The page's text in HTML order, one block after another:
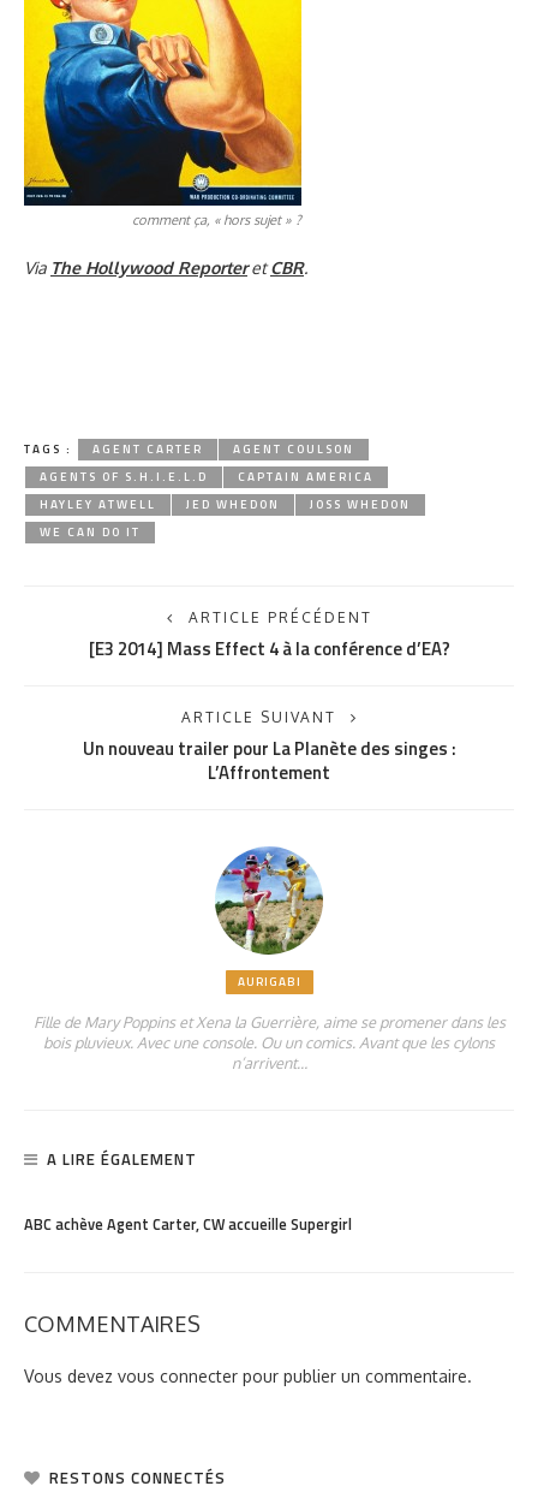
comment ça, « hors sujet » ?
Via The Hollywood ReporteretCBR.
TAGS : AGENT CARTER
AGENT COULSON
AGENTS OF S.H.I.E.L.D
CAPTAIN AMERICA
HAYLEY ATWELL
JED WHEDON
JOSS WHEDON
WE CAN DO IT
ARTICLE PRÉCÉDENT
[E3 2014] Mass Effect 4 à la conférence d’EA?
ARTICLE SUIVANT
Un nouveau trailer pour La Planète des singes :
L’Affrontement
AURIGABI
Fille de Mary Poppins et Xena la Guerrière, aime se promener dans les
bois pluvieux. Avec une console. Ou un comics. Avant que les cylons
n’arrivent…
A LIRE ÉGALEMENT
ABC achève Agent Carter, CW accueille Supergirl
COMMENTAIRES
Vous devez vous connecter pour publier un commentaire.
RESTONS CONNECTÉS